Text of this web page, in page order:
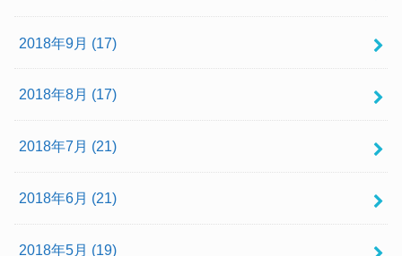
2018年9月 (17)
2018年8月 (17)
2018年7月 (21)
2018年6月 (21)
2018年5月 (19)